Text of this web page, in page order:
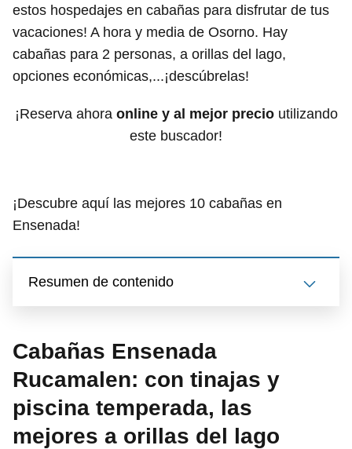
estos hospedajes en cabañas para disfrutar de tus
vacaciones! A hora y media de Osorno. Hay
cabañas para 2 personas, a orillas del lago,
opciones económicas,...¡descúbrelas!
¡Reserva ahora online y al mejor precioutilizando
este buscador!
¡Descubre aquí las mejores 10 cabañas en
Ensenada!
Resumen de contenido
Cabañas Ensenada
Rucamalen: con tinajas y
piscina temperada, las
mejores a orillas del lago